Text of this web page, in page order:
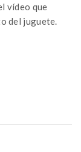
vídeo que
del juguete.